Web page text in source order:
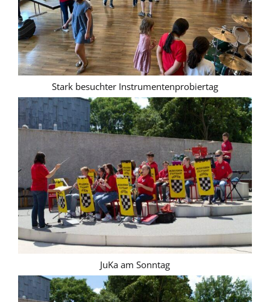
Stark besuchter Instrumentenprobiertag
JuKa am Sonntag